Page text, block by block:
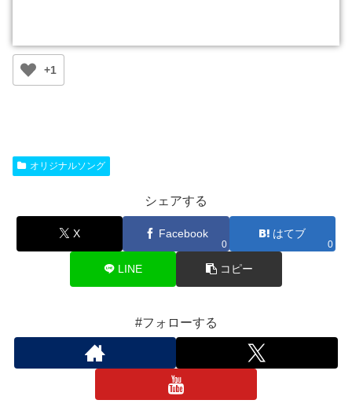
+1
オリジナルソング
シェアする
X Facebook
0
はてブ
0
LINE コピー
#フォローする